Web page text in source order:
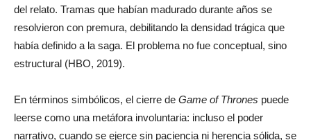
del relato. Tramas que habían madurado durante años se
resolvieron con premura, debilitando la densidad trágica que
había definido a la saga. El problema no fue conceptual, sino
estructural (HBO, 2019).
En términos simbólicos, el cierre de Game of Thrones puede
leerse como una metáfora involuntaria: incluso el poder
narrativo, cuando se ejerce sin paciencia ni herencia sólida, se